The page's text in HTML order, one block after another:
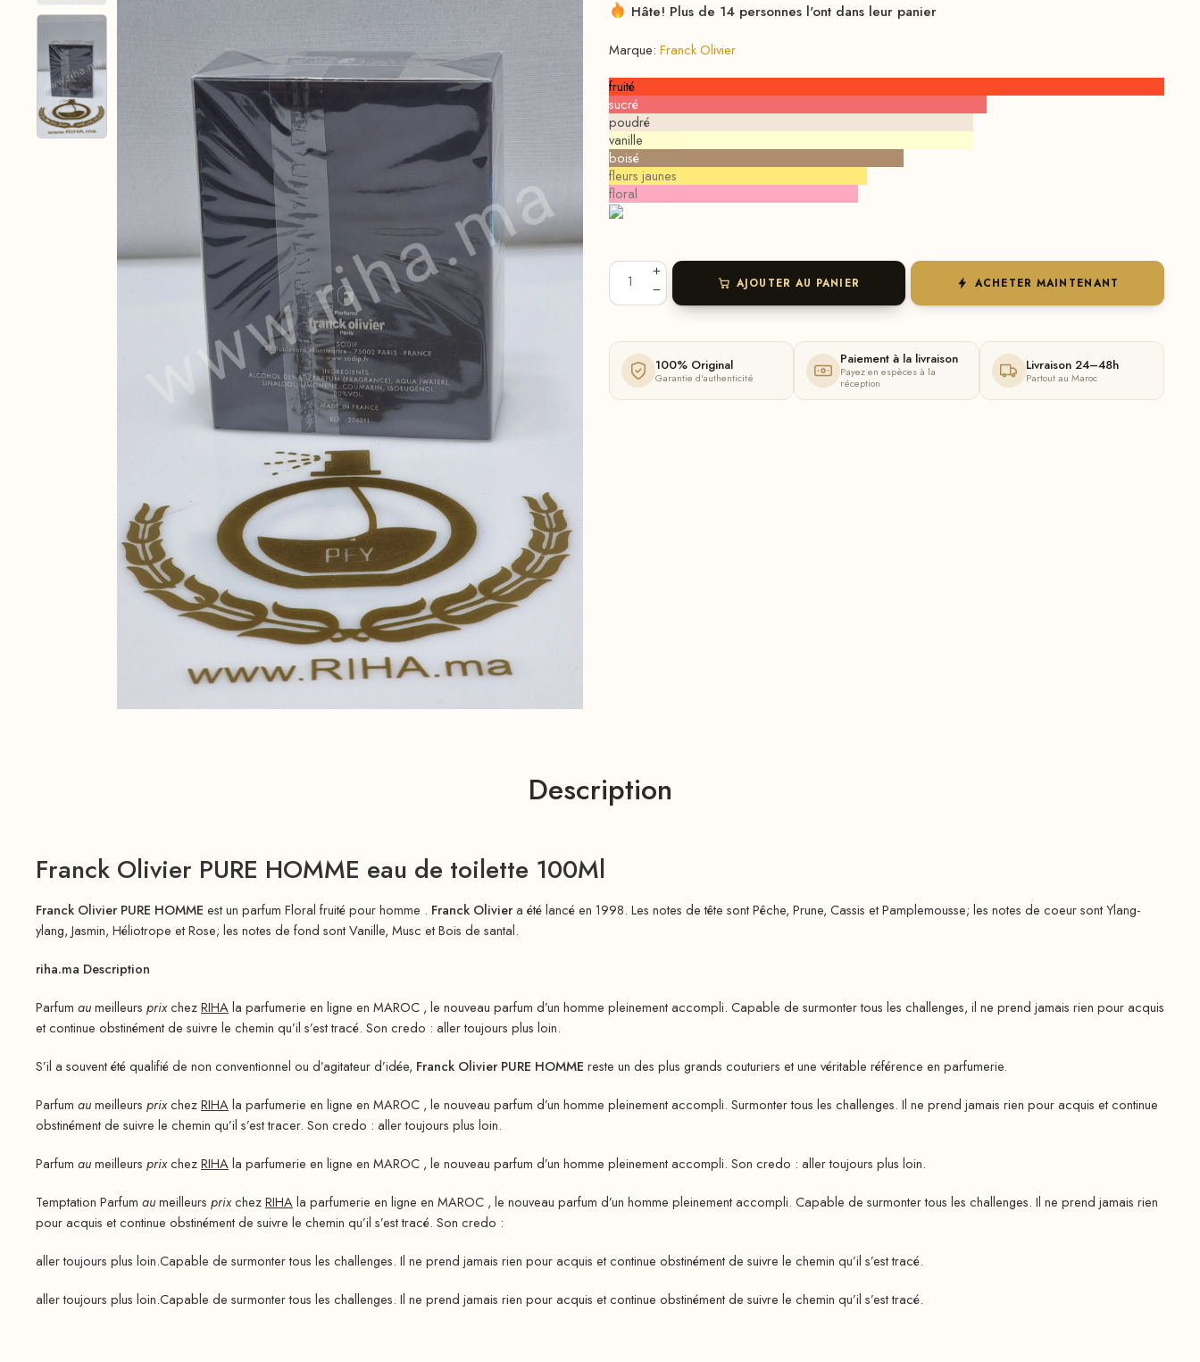
Hâte! Plus de 14 personnes l'ont dans leur panier
Marque: Franck Olivier
fruité
sucré
poudré
vanille
boisé
fleurs jaunes
floral
AJOUTER AU PANIER ACHETER MAINTENANT
100% Original
Garantie d'authenticité
Paiement à la livraison
Payez en espèces à la
réception
Livraison 24–48h
Partout au Maroc
Description
Franck Olivier PURE HOMME eau de toilette 100Ml
Franck Olivier PURE HOMME est un parfum Floral fruité pour homme . Franck Oliviera été lancé en 1998. Les notes de tête sont Pêche, Prune, Cassis et Pamplemousse; les notes de coeur sont Ylang-
ylang, Jasmin, Héliotrope et Rose; les notes de fond sont Vanille, Musc et Bois de santal.
riha.ma Description
Parfum aumeilleurs prixchezRIHAla parfumerie en ligne en MAROC , le nouveau parfum d’un homme pleinement accompli. Capable de surmonter tous les challenges, il ne prend jamais rien pour acquis
et continue obstinément de suivre le chemin qu’il s’est tracé. Son credo : aller toujours plus loin.
S’il a souvent été qualifié de non conventionnel ou d’agitateur d’idée, Franck Olivier PURE HOMME reste un des plus grands couturiers et une véritable référence en parfumerie.
Parfum aumeilleurs prixchezRIHAla parfumerie en ligne en MAROC , le nouveau parfum d’un homme pleinement accompli. Surmonter tous les challenges. Il ne prend jamais rien pour acquis et continue
obstinément de suivre le chemin qu’il s’est tracer. Son credo : aller toujours plus loin.
Parfum aumeilleurs prixchezRIHAla parfumerie en ligne en MAROC , le nouveau parfum d’un homme pleinement accompli. Son credo : aller toujours plus loin.
Temptation Parfum aumeilleurs prixchezRIHAla parfumerie en ligne en MAROC , le nouveau parfum d’un homme pleinement accompli. Capable de surmonter tous les challenges. Il ne prend jamais rien
pour acquis et continue obstinément de suivre le chemin qu’il s’est tracé. Son credo :
aller toujours plus loin.Capable de surmonter tous les challenges. Il ne prend jamais rien pour acquis et continue obstinément de suivre le chemin qu’il s’est tracé.
aller toujours plus loin.Capable de surmonter tous les challenges. Il ne prend jamais rien pour acquis et continue obstinément de suivre le chemin qu’il s’est tracé.